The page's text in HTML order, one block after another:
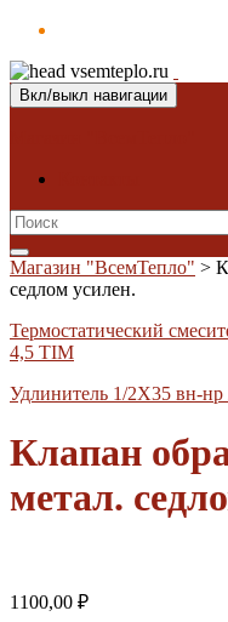
Вкл/выкл навигации
Search
for:
Магазин "ВсемТепло" >
седлом усилен.
Термостатический
4,5 TIM
Удлинитель 1/2X35 вн-нр
Клапан
метал.
1100,00 ₽